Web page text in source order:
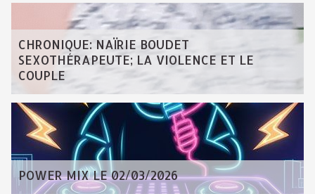
CHRONIQUE: NAÏRIE BOUDET
SEXOTHÉRAPEUTE; LA VIOLENCE ET LE
COUPLE
POWER MIX LE 02/03/2026